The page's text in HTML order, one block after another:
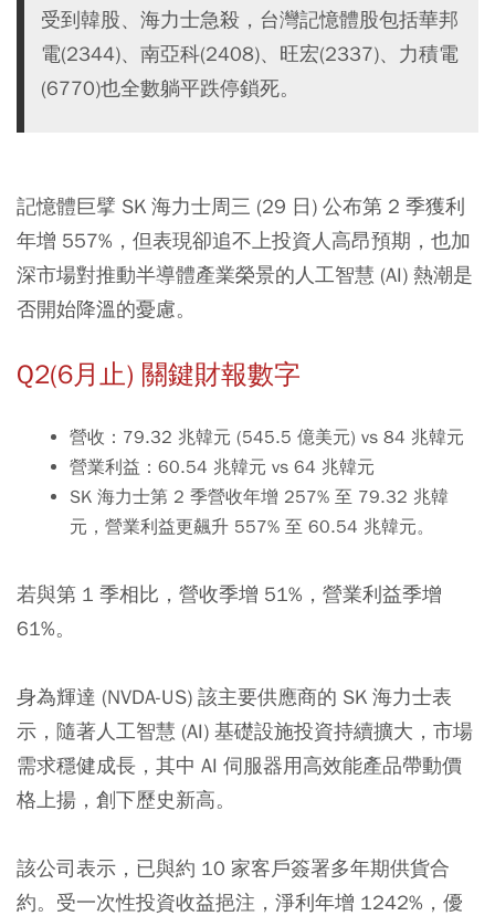
受到韓股、海力士急殺，台灣記憶體股包括華邦
電(2344)、南亞科(2408)、旺宏(2337)、力積電
(6770)也全數躺平跌停鎖死。
記憶體巨擘 SK 海力士周三 (29 日) 公布第 2 季獲利
年增 557%，但表現卻追不上投資人高昂預期，也加
深市場對推動半導體產業榮景的人工智慧 (AI) 熱潮是
否開始降溫的憂慮。
Q2(6月止) 關鍵財報數字
營收：79.32 兆韓元 (545.5 億美元) vs 84 兆韓元
營業利益：60.54 兆韓元 vs 64 兆韓元
SK 海力士第 2 季營收年增 257% 至 79.32 兆韓
元，營業利益更飆升 557% 至 60.54 兆韓元。
若與第 1 季相比，營收季增 51%，營業利益季增
61%。
身為輝達 (NVDA-US) 該主要供應商的 SK 海力士表
示，隨著人工智慧 (AI) 基礎設施投資持續擴大，市場
需求穩健成長，其中 AI 伺服器用高效能產品帶動價
格上揚，創下歷史新高。
該公司表示，已與約 10 家客戶簽署多年期供貨合
約。受一次性投資收益挹注，淨利年增 1242%，優